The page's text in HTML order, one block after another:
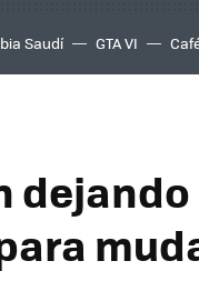
Saudí GTA VI